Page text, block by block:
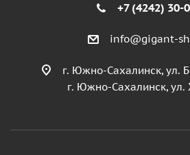
+7 (4242) 30-
info@gigant-
г. Южно-Сахалинск, ул.
г. Южно-Сахалинск, ул.